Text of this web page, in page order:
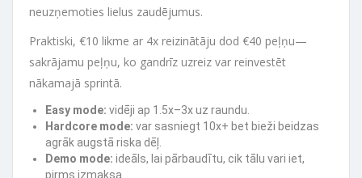
neuzņemoties lielus zaudējumus.
Praktiski, €10 likme ar 4x reizinātāju dod €40 peļņu—
sakrājamu peļņu, ko gandrīz uzreiz var reinvestēt
nākamajā sprintā.
Easy mode: vidēji ap 1.5x–3x uz raundu.
Hardcore mode: var sasniegt 10x+ bet bieži beidzas
agrāk augstā riska dēļ.
Demo mode: ideāls, lai pārbaudītu, cik tālu vari iet,
pirms izmaksa.